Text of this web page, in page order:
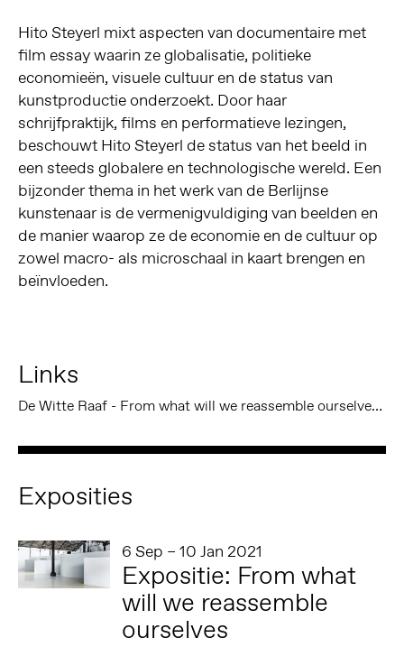
Hito Steyerl mixt aspecten van documentaire met
film essay waarin ze globalisatie, politieke
economieën, visuele cultuur en de status van
kunstproductie onderzoekt. Door haar
schrijfpraktijk, films en performatieve lezingen,
beschouwt Hito Steyerl de status van het beeld in
een steeds globalere en technologische wereld. Een
bijzonder thema in het werk van de Berlijnse
kunstenaar is de vermenigvuldiging van beelden en
de manier waarop ze de economie en de cultuur op
zowel macro- als microschaal in kaart brengen en
beïnvloeden.
Links
De Witte Raaf - From what will we reassemble ourselves?
Exposities
6 Sep – 10 Jan 2021
Expositie: From what
will we reassemble
ourselves